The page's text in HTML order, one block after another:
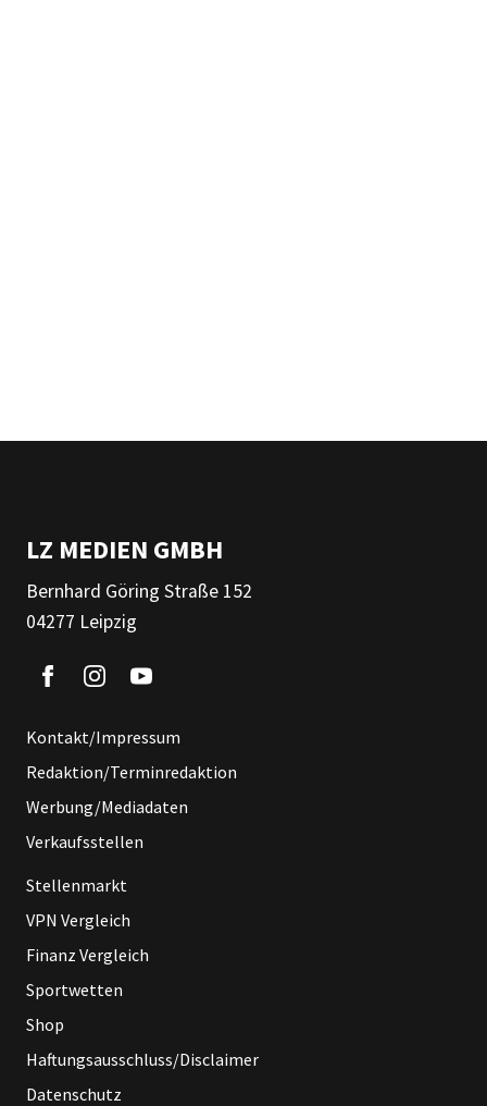
LZ MEDIEN GMBH
Bernhard Göring Straße 152
04277 Leipzig
Kontakt/Impressum
Redaktion/Terminredaktion
Werbung/Mediadaten
Verkaufsstellen
Stellenmarkt
VPN Vergleich
Finanz Vergleich
Sportwetten
Shop
Haftungsausschluss/Disclaimer
Datenschutz